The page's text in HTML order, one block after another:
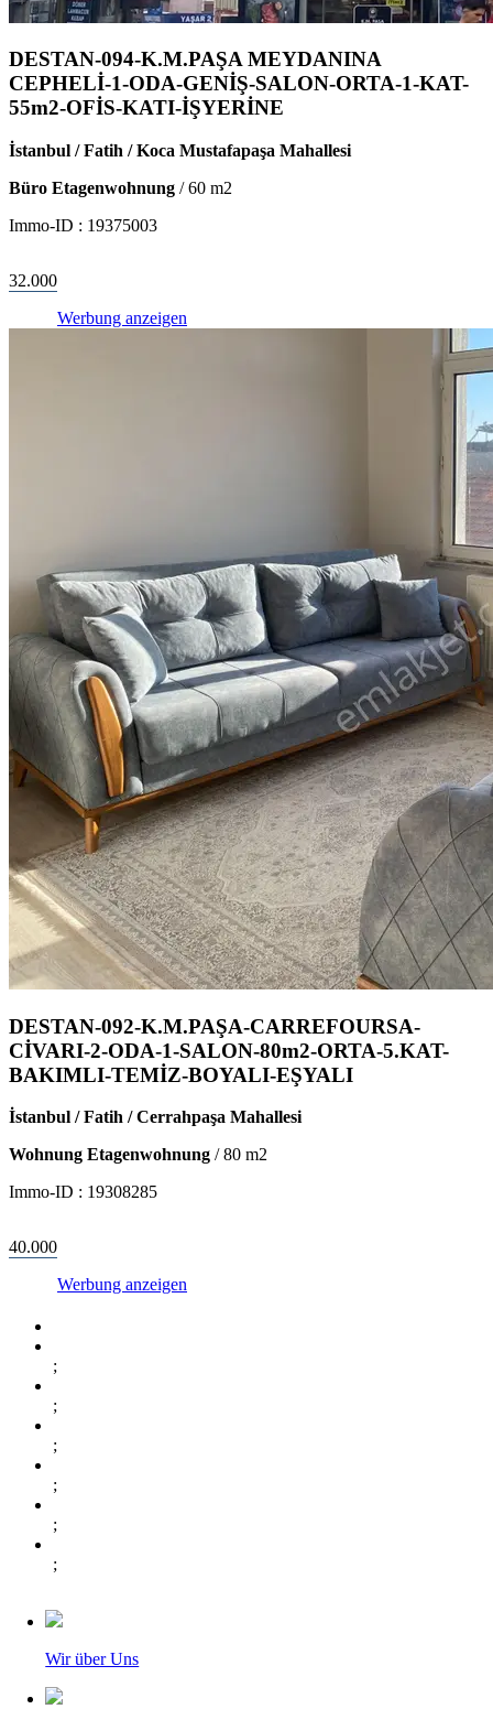
DESTAN-094-K.M.PAŞA MEYDANINA
CEPHELİ-1-ODA-GENİŞ-SALON-ORTA-1-KAT-
55m2-OFİS-KATI-İŞYERİNE
İstanbul / Fatih / Koca Mustafapaşa Mahallesi
Büro Etagenwohnung /60 m2
Immo-ID : 19375003
32.000
Werbung anzeigen
DESTAN-092-K.M.PAŞA-CARREFOURSA-
CİVARI-2-ODA-1-SALON-80m2-ORTA-5.KAT-
BAKIMLI-TEMİZ-BOYALI-EŞYALI
İstanbul / Fatih / Cerrahpaşa Mahallesi
Wohnung Etagenwohnung /80 m2
Immo-ID : 19308285
40.000
Werbung anzeigen
;
;
;
;
;
;
Wir über Uns